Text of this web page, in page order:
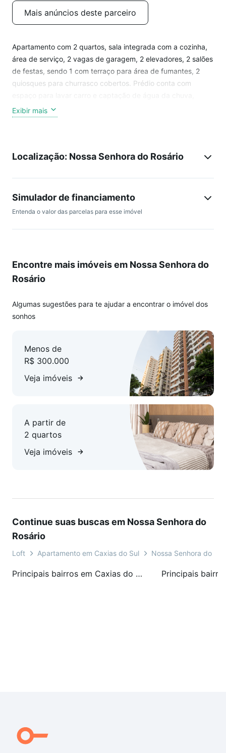
Mais anúncios deste parceiro
Apartamento com 2 quartos, sala integrada com a cozinha,
área de serviço, 2 vagas de garagem, 2 elevadores, 2 salões
de festas, sendo 1 com terraço para área de fumantes, 2
quiosques para churrasco cobertos. Prédio conta com
playground, um jardim espaçoso, área para tomar um
chimarrão no fim de tarde enquanto as crianças brincam no
Exibir mais
Localização: Nossa Senhora do Rosário
Simulador de financiamento
Entenda o valor das parcelas para esse imóvel
Encontre mais imóveis em Nossa Senhora do
Rosário
Algumas sugestões para te ajudar a encontrar o imóvel dos
sonhos
Menos de
R$ 300.000
Veja imóveis
A partir de
2 quartos
Veja imóveis
Continue suas buscas em Nossa Senhora do
Rosário
Loft Apartamento em Caxias do Sul Nossa Senhora do
Principais bairros em Caxias do Sul, RS